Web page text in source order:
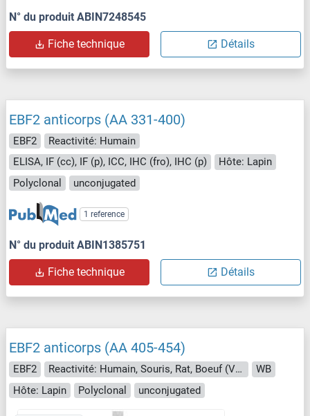
N° du produit ABIN7248545
Fiche technique Détails
EBF2 anticorps (AA 331-400)
EBF2
Reactivité: Humain
ELISA, IF (cc), IF (p), ICC, IHC (fro), IHC (p)
Hôte: Lapin
Polyclonal
unconjugated
1 reference
N° du produit ABIN1385751
Fiche technique Détails
EBF2 anticorps (AA 405-454)
EBF2 Reactivité: Humain, Souris, Rat, Boeuf (Vache), Cobaye, Cheval, Lapin, Singe, Porc, Roussette (Chauve-souris), Poulet
WB
Hôte: Lapin
Polyclonal unconjugated